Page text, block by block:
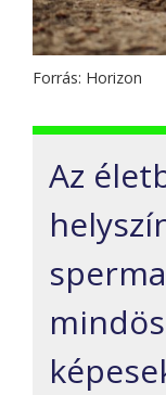
Forrás: Horizon
Az